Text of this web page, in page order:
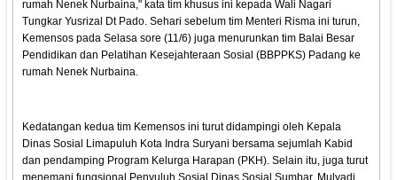
rumah Nenek Nurbaina," kata tim khusus ini kepada Wali Nagari
Tungkar Yusrizal Dt Pado. Sehari sebelum tim Menteri Risma ini turun,
Kemensos pada Selasa sore (11/6) juga menurunkan tim Balai Besar
Pendidikan dan Pelatihan Kesejahteraan Sosial (BBPPKS) Padang ke
rumah Nenek Nurbaina.
Kedatangan kedua tim Kemensos ini turut didampingi oleh Kepala
Dinas Sosial Limapuluh Kota Indra Suryani bersama sejumlah Kabid
dan pendamping Program Kelurga Harapan (PKH). Selain itu, juga turut
menemani fungsional Penyuluh Sosial Dinas Sosial Sumbar, Mulyadi.